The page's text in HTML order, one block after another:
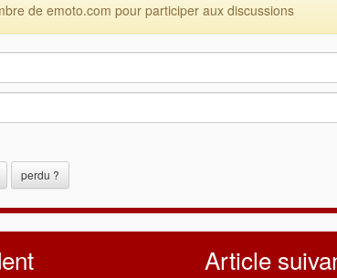
de emoto.com pour participer aux discussions
perdu ?
Article